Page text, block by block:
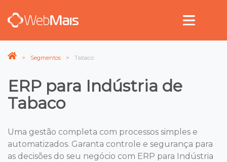
Segmentos Tabaco
ERP para Indústria de
Tabaco
Uma gestão completa com processos simples e
automatizados. Garanta controle e segurança para
as decisões do seu negócio com ERP para Indústria